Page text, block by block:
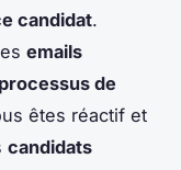
candidat.
emails
processus de
êtes réactif et
candidats